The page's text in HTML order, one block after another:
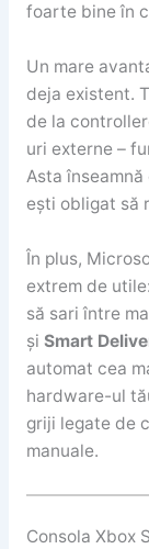
foarte bine în
Un mare
deja existent.
de la
uri externe –
Asta înseamnă
ești obligat să
În plus,
extrem de utile:
să sari între
și Smart
automat cea
hardware-ul
griji legate de
manuale.
Consola Xbox